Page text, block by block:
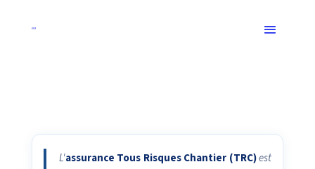
L'assurance Tous Risques Chantier (TRC)est